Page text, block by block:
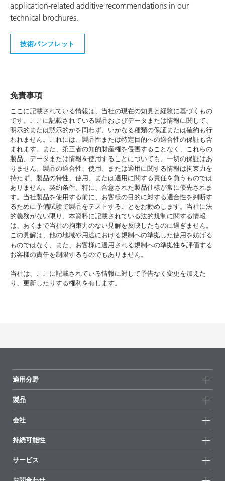
application-related additive recommendations in our
technical brochures.
技術パンフレット
免責事項
ここに記載されている情報は、当社の現在の知見と経験に基づくもの
です。ここに記載されている製品およびデータまたは情報に関して、
明示的または黙示的かを問わず、いかなる種類の保証または確約も行
われません。これには、製品性または特定目的への適合性の保証も含
まれます。また、第三者の知的財産権を侵害することなく、これらの
製品、データまたは情報を使用することについても、一切の保証はあ
りません。製品の適合性、使用、または適用に関する情報は拘束力を
持たず、製品の特性、使用、または適用に関する責任を負うものでは
ありません。契約条件、特に、合意された製品仕様が常に優先されま
す。当社製品を使用する前に、お客様の目的に対する適合性を判断す
るために予備試験で製品をテストすることをお勧めします。当社に法
的義務がない限り、本資料に記載されている法的規制に関する情報
は、あくまで当社の拘束力のない見解を反映したものに過ぎません。
この見解は、他の地域や用途における規制への準拠した使用を妨げる
ものではなく、また、お客様に適用される規制への準拠性を評価する
お客様の責任を制限するものでもありません。
当社は、ここに記載されている情報に対して予告なく変更を加えた
り、更新したりする権利を有します。
適用分野
製品
全製品
ハイライト
会社
ニュース
拠点と販売代理店
展示会 & イベント
持続可能性
持続可能な製品
サービス